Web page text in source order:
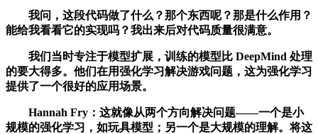
我问，这段代码做了什么？那个东西呢？那是什么作用？
能给我看看它的实现吗？我出来后对代码质量很满意。
我们当时专注于模型扩展，训练的模型比 DeepMind 处理
的要大得多。他们在用强化学习解决游戏问题，这为强化学习
提供了一个很好的应用场景。
Hannah Fry：这就像从两个方向解决问题——一个是小
规模的强化学习，如玩具模型；另一个是大规模的理解。将这